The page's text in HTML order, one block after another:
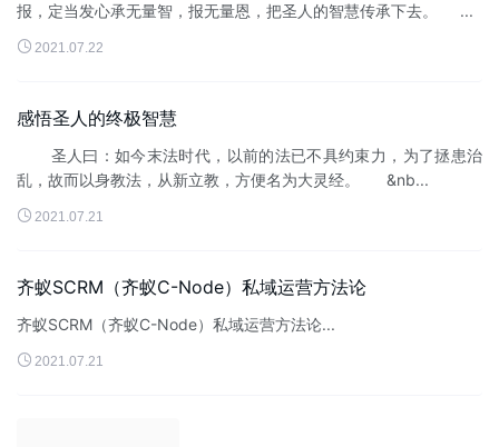
报，定当发心承无量智，报无量恩，把圣人的智慧传承下去。 ...
 2021.07.22
感悟圣人的终极智慧
圣人曰：如今末法时代，以前的法已不具约束力，为了拯患治
乱，故而以身教法，从新立教，方便名为大灵经。 &nb...
 2021.07.21
齐蚁SCRM（齐蚁C-Node）私域运营方法论
齐蚁SCRM（齐蚁C-Node）私域运营方法论...
 2021.07.21